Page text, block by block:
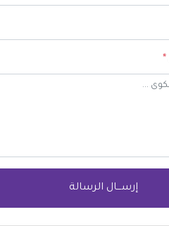
*
إرســـال الرسالة